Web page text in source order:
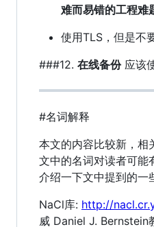
难而易错的工程难
使用TLS，但是不
###12. 在线备份应该
#名词解释
本文的内容比较新，相
文中的名词对读者可能
介绍一下文中提到的一
NaCl库: http://
威 Daniel J. Bernstein